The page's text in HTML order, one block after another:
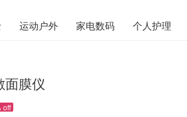
运动户外 家电数码 个人护理
面膜仪
off